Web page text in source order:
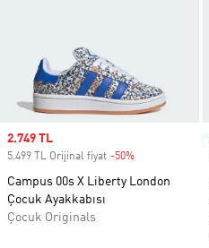
Sale price
2.749 TL
5.499 TL Orijinal fiyat -50%
Campus 00s X Liberty London
Çocuk Ayakkabısı
Çocuk Originals